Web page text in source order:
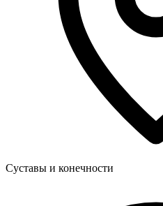
Суставы и конечности